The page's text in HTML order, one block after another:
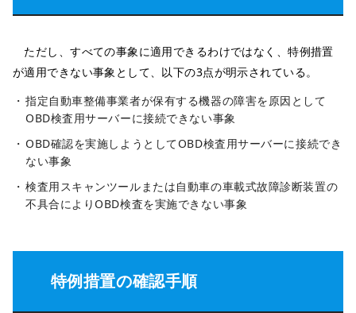
ただし、すべての事象に適用できるわけではなく、特例措置
が適用できない事象として、以下の3点が明示されている。
指定自動車整備事業者が保有する機器の障害を原因として
OBD検査用サーバーに接続できない事象
OBD確認を実施しようとしてOBD検査用サーバーに接続でき
ない事象
検査用スキャンツールまたは自動車の車載式故障診断装置の
不具合によりOBD検査を実施できない事象
特例措置の確認手順